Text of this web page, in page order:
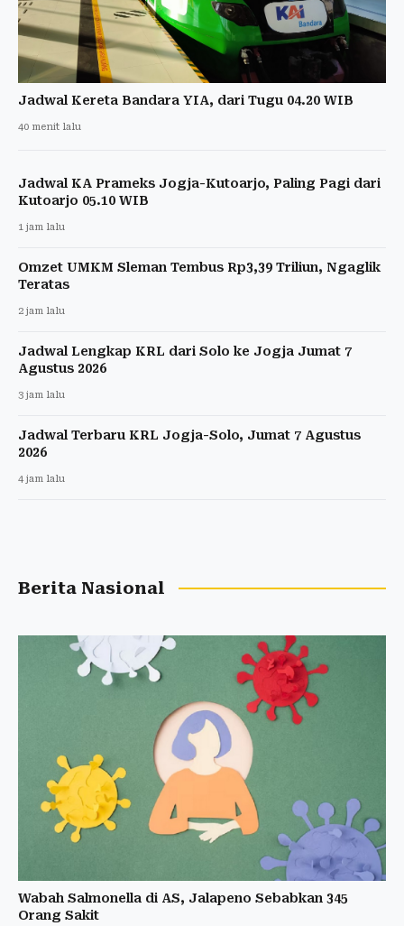
Jadwal Kereta Bandara YIA, dari Tugu 04.20 WIB
40 menit lalu
Jadwal KA Prameks Jogja-Kutoarjo, Paling Pagi dari
Kutoarjo 05.10 WIB
1 jam lalu
Omzet UMKM Sleman Tembus Rp3,39 Triliun, Ngaglik
Teratas
2 jam lalu
Jadwal Lengkap KRL dari Solo ke Jogja Jumat 7
Agustus 2026
3 jam lalu
Jadwal Terbaru KRL Jogja-Solo, Jumat 7 Agustus
2026
4 jam lalu
Berita Nasional
Wabah Salmonella di AS, Jalapeno Sebabkan 345
Orang Sakit